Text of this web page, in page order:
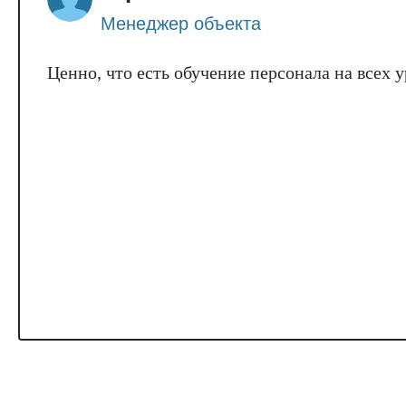
Менеджер объекта
Ценно, что есть обучение персонала на